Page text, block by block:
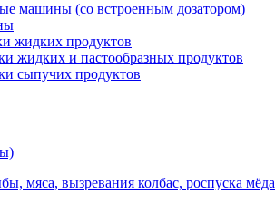
машины (со встроенным дозатором)
жидких продуктов
жидких и пастообразных продуктов
сыпучих продуктов
мяса, вызревания колбас, роспуска мёда